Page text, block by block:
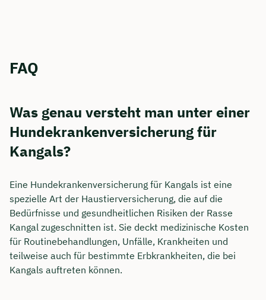
FAQ
Was genau versteht man unter einer
Hundekrankenversicherung für
Kangals?
Eine Hundekrankenversicherung für Kangals ist eine
spezielle Art der Haustierversicherung, die auf die
Bedürfnisse und gesundheitlichen Risiken der Rasse
Kangal zugeschnitten ist. Sie deckt medizinische Kosten
für Routinebehandlungen, Unfälle, Krankheiten und
teilweise auch für bestimmte Erbkrankheiten, die bei
Kangals auftreten können.